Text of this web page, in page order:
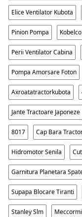
Elice Ventilator Kubota
Pinion Pompa Kobelco
Perii Ventilator Cabina
Pompa Amorsare Foton
Axroatatractorkubota
Jante Tractoare Japoneze
8017 Cap Bara
Hidromotor Senila
Garnitura Planetara
Supapa Blocare Tiranti
Stanley Slm